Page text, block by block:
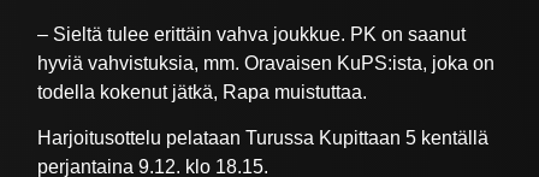
– Sieltä tulee erittäin vahva joukkue. PK on saanut
hyviä vahvistuksia, mm. Oravaisen KuPS:ista, joka on
todella kokenut jätkä, Rapa muistuttaa.
Harjoitusottelu pelataan Turussa Kupittaan 5 kentällä
perjantaina 9.12. klo 18.15.